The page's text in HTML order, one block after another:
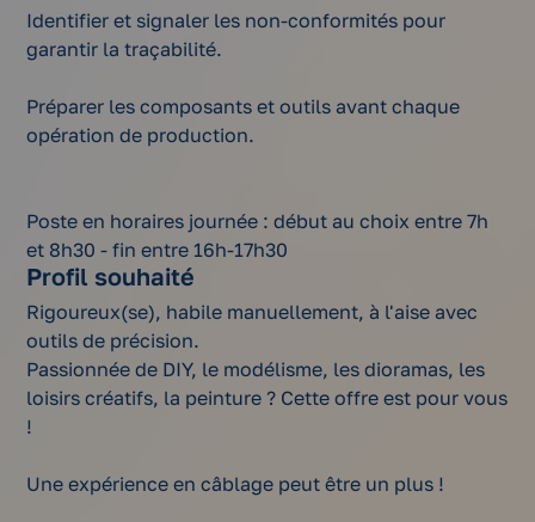
Identifier et signaler les non-conformités pour
garantir la traçabilité.
Préparer les composants et outils avant chaque
opération de production.
Poste en horaires journée : début au choix entre 7h
et 8h30 - fin entre 16h-17h30
Profil souhaité
Rigoureux(se), habile manuellement, à l'aise avec
outils de précision.
Passionnée de DIY, le modélisme, les dioramas, les
loisirs créatifs, la peinture ? Cette offre est pour vous
!
Une expérience en câblage peut être un plus !